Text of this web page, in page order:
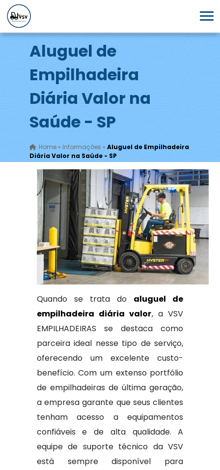
Aluguel de
Empilhadeira
Diária Valor na
Saúde - SP
Home» Informações » Aluguel de Empilhadeira
Diária Valor na Saúde - SP
Quando se trata do aluguel de
empilhadeira diária valor, a VSV
EMPILHADEIRAS se destaca como
parceira ideal nesse tipo de serviço,
oferecendo um excelente custo-
benefício. Com um extenso portfólio
de empilhadeiras de última geração,
a empresa garante que seus clientes
tenham acesso a equipamentos
confiáveis e de alta qualidade. A
equipe de suporte técnico da VSV
está sempre disponível para